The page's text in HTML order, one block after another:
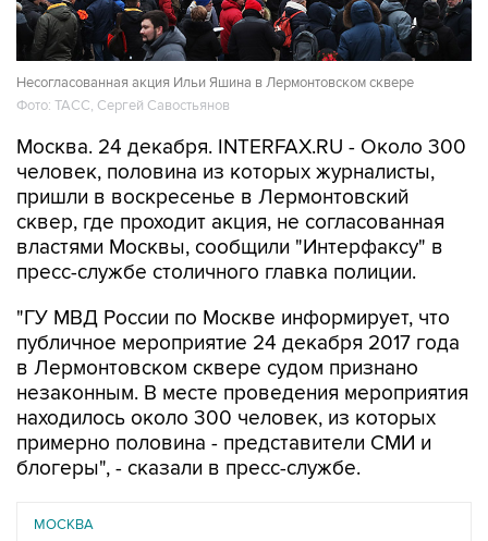
Несогласованная акция Ильи Яшина в Лермонтовском сквере
Фото: ТАСС, Сергей Савостьянов
Москва. 24 декабря. INTERFAX.RU - Около 300
человек, половина из которых журналисты,
пришли в воскресенье в Лермонтовский
сквер, где проходит акция, не согласованная
властями Москвы, сообщили "Интерфаксу" в
пресс-службе столичного главка полиции.
"ГУ МВД России по Москве информирует, что
публичное мероприятие 24 декабря 2017 года
в Лермонтовском сквере судом признано
незаконным. В месте проведения мероприятия
находилось около 300 человек, из которых
примерно половина - представители СМИ и
блогеры", - сказали в пресс-службе.
МОСКВА